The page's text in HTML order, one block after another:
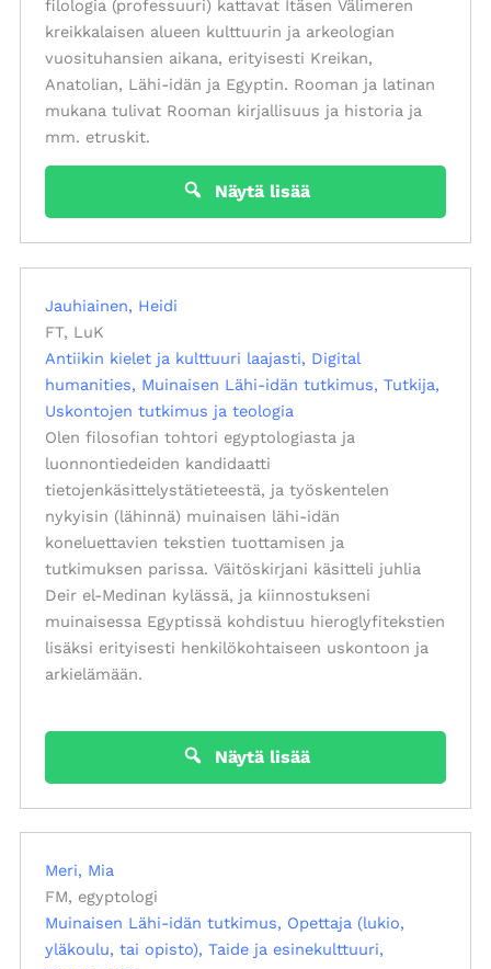
filologia (professuuri) kattavat Itäsen Välimeren
kreikkalaisen alueen kulttuurin ja arkeologian
vuosituhansien aikana, erityisesti Kreikan,
Anatolian, Lähi-idän ja Egyptin. Rooman ja latinan
mukana tulivat Rooman kirjallisuus ja historia ja
mm. etruskit.
Näytä lisää
Jauhiainen, Heidi
FT, LuK
Antiikin kielet ja kulttuuri laajasti
Digital
humanities
Muinaisen Lähi-idän tutkimus Tutkija
Uskontojen tutkimus ja teologia
Olen filosofian tohtori egyptologiasta ja
luonnontiedeiden kandidaatti
tietojenkäsittelystätieteestä, ja työskentelen
nykyisin (lähinnä) muinaisen lähi-idän
koneluettavien tekstien tuottamisen ja
tutkimuksen parissa. Väitöskirjani käsitteli juhlia
Deir el-Medinan kylässä, ja kiinnostukseni
muinaisessa Egyptissä kohdistuu hieroglyfitekstien
lisäksi erityisesti henkilökohtaiseen uskontoon ja
arkielämään.
Näytä lisää
Meri, Mia
FM, egyptologi
Muinaisen Lähi-idän tutkimus
Opettaja (lukio,
yläkoulu, tai opisto) Taide ja esinekulttuuri